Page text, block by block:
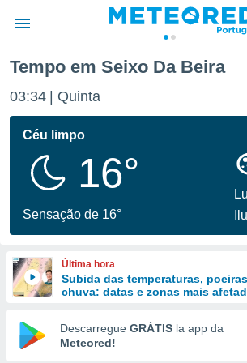
da
foi
fornecidas
a este
das
e
forma
digital
Tempo em Seixo Da Beira
03:34 Quinta
Céu limpo
16°
Sensação de 16°
Última hora
Subida das temperaturas,
chuva: datas e zonas mais
Descarregue GRÁTIS la app da
Meteored!